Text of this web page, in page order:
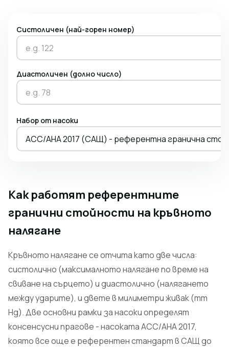
Систоличен (най-горен номер)
Диастоличен (долно число)
Набор от насоки
ACC/AHA 2017 (САЩ) - референтна гранична
Как работят референтните
гранични стойности на кръвното
налягане
Кръвното налягане се отчита като две числа:
систолично (максималното налягане по време на
свиване на сърцето) и диастолично (налягането
между ударите), и двете в милиметри живак (mm
Hg). Две основни рамки за насоки определят
консенсусни прагове - насоката ACC/AHA 2017,
която все още е референтен стандарт в САЩ до